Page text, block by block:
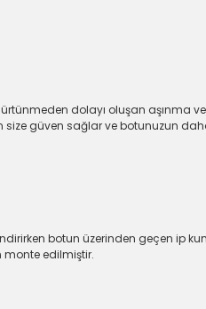
dolayı oluşan aşınma
güven sağlar ve botunuzun
botun üzerinden geçen ip
monte edilmiştir.